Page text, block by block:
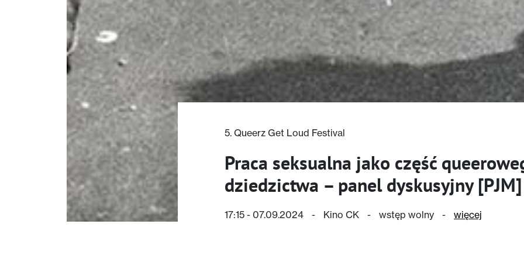
5. Queerz Get Loud Festival
Praca seksualna jako część
dziedzictwa – panel dyskusyjny [PJM]
17:15 - 07.09.2024 - Kino CK - wstęp wolny - więcej